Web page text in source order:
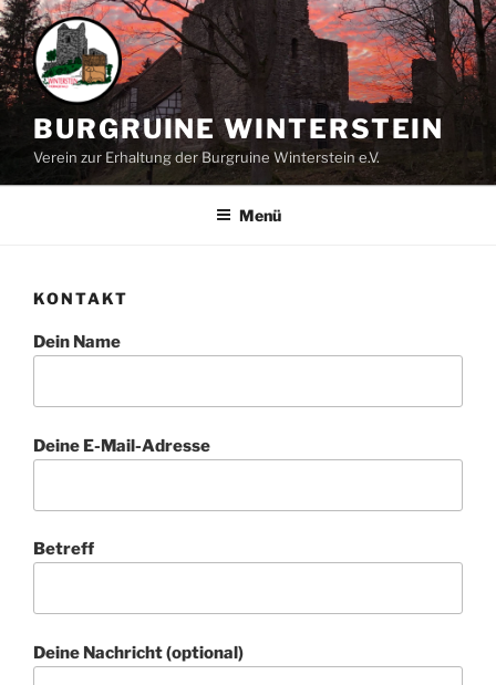
Zum
Inhalt
springen
BURGRUINE WINTERSTEIN
Verein zur Erhaltung der Burgruine Winterstein e.V.
Menü
KONTAKT
Dein Name
Deine E-Mail-Adresse
Betreff
Deine Nachricht (optional)